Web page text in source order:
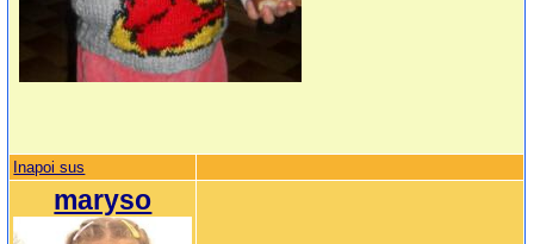
Inapoi sus
maryso